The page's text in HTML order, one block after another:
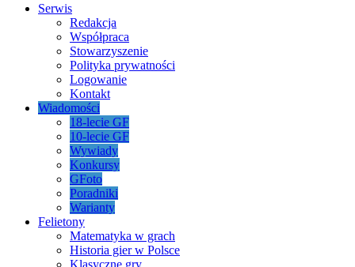
Serwis
Redakcja
Współpraca
Stowarzyszenie
Polityka prywatności
Logowanie
Kontakt
Wiadomości
18-lecie GF
10-lecie GF
Wywiady
Konkursy
GFoto
Poradniki
Warianty
Felietony
Matematyka w grach
Historia gier w Polsce
Klasyczne gry